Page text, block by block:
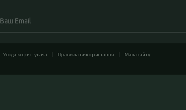
Угода користувача Правила використання Мапа сайту